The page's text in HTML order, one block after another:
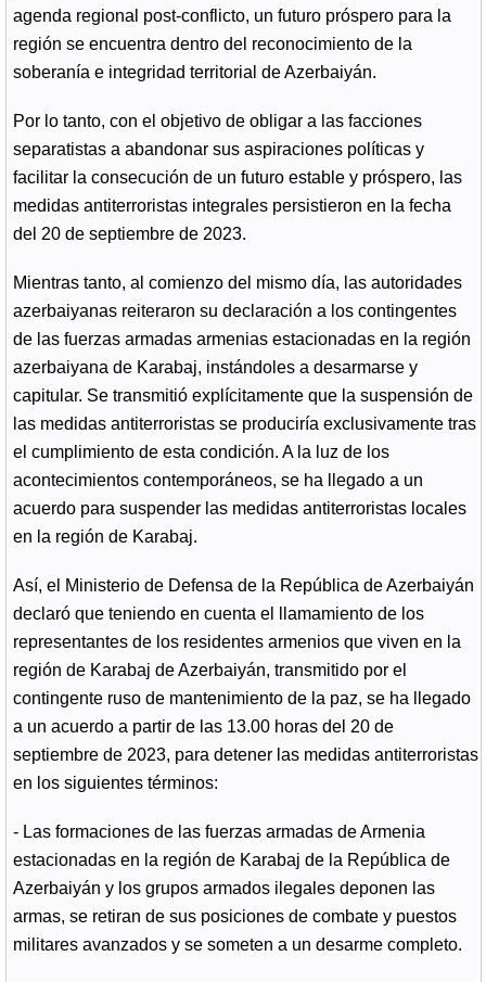
agenda regional post-conflicto, un futuro próspero para la
región se encuentra dentro del reconocimiento de la
soberanía e integridad territorial de Azerbaiyán.
Por lo tanto, con el objetivo de obligar a las facciones
separatistas a abandonar sus aspiraciones políticas y
facilitar la consecución de un futuro estable y próspero, las
medidas antiterroristas integrales persistieron en la fecha
del 20 de septiembre de 2023.
Mientras tanto, al comienzo del mismo día, las autoridades
azerbaiyanas reiteraron su declaración a los contingentes
de las fuerzas armadas armenias estacionadas en la región
azerbaiyana de Karabaj, instándoles a desarmarse y
capitular. Se transmitió explícitamente que la suspensión de
las medidas antiterroristas se produciría exclusivamente tras
el cumplimiento de esta condición. A la luz de los
acontecimientos contemporáneos, se ha llegado a un
acuerdo para suspender las medidas antiterroristas locales
en la región de Karabaj.
Así, el Ministerio de Defensa de la República de Azerbaiyán
declaró que teniendo en cuenta el llamamiento de los
representantes de los residentes armenios que viven en la
región de Karabaj de Azerbaiyán, transmitido por el
contingente ruso de mantenimiento de la paz, se ha llegado
a un acuerdo a partir de las 13.00 horas del 20 de
septiembre de 2023, para detener las medidas antiterroristas
en los siguientes términos:
- Las formaciones de las fuerzas armadas de Armenia
estacionadas en la región de Karabaj de la República de
Azerbaiyán y los grupos armados ilegales deponen las
armas, se retiran de sus posiciones de combate y puestos
militares avanzados y se someten a un desarme completo.